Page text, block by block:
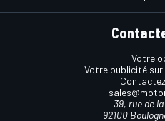
Votre
Votre publicité
39, rue de
92100